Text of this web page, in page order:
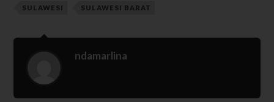
SULAWESI SULAWESI BARAT
ndamarlina